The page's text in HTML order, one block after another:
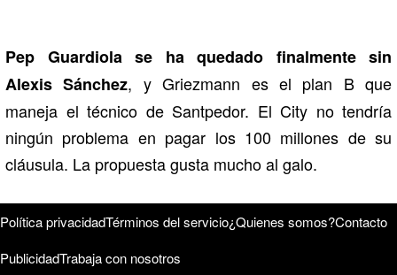
Pep Guardiola se ha quedado finalmente sin
Alexis Sánchez, y Griezmann es el plan B que
maneja el técnico de Santpedor. El City no tendría
ningún problema en pagar los 100 millones de su
cláusula. La propuesta gusta mucho al galo.
Política privacidadTérminos del servicio¿Quienes somos?Contacto
PublicidadTrabaja con nosotros